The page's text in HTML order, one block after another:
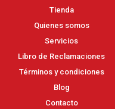
Tienda
Quienes somos
Servicios
Libro de Reclamaciones
Términos y condiciones
Blog
Contacto